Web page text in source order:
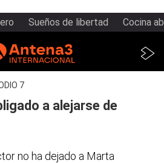
Sueños de libertad Cocina
7
a alejarse de
no ha dejado a Marta